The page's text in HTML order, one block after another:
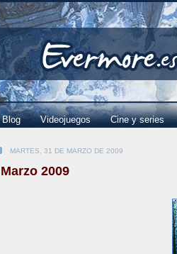
Blog Videojuegos Cine y series
MARTES, 31 DE MARZO DE 2009
Marzo 2009